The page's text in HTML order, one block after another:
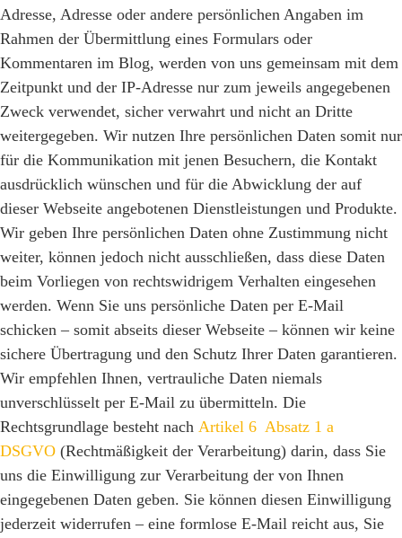
Adresse, Adresse oder andere persönlichen Angaben im
Rahmen der Übermittlung eines Formulars oder
Kommentaren im Blog, werden von uns gemeinsam mit dem
Zeitpunkt und der IP-Adresse nur zum jeweils angegebenen
Zweck verwendet, sicher verwahrt und nicht an Dritte
weitergegeben. Wir nutzen Ihre persönlichen Daten somit nur
für die Kommunikation mit jenen Besuchern, die Kontakt
ausdrücklich wünschen und für die Abwicklung der auf
dieser Webseite angebotenen Dienstleistungen und Produkte.
Wir geben Ihre persönlichen Daten ohne Zustimmung nicht
weiter, können jedoch nicht ausschließen, dass diese Daten
beim Vorliegen von rechtswidrigem Verhalten eingesehen
werden. Wenn Sie uns persönliche Daten per E-Mail
schicken – somit abseits dieser Webseite – können wir keine
sichere Übertragung und den Schutz Ihrer Daten garantieren.
Wir empfehlen Ihnen, vertrauliche Daten niemals
unverschlüsselt per E-Mail zu übermitteln. Die
Rechtsgrundlage besteht nach Artikel 6 Absatz 1 a
DSGVO (Rechtmäßigkeit der Verarbeitung) darin, dass Sie
uns die Einwilligung zur Verarbeitung der von Ihnen
eingegebenen Daten geben. Sie können diesen Einwilligung
jederzeit widerrufen – eine formlose E-Mail reicht aus, Sie